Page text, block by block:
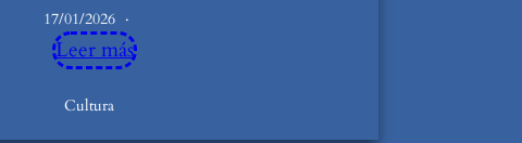
17/01/2026
Cultura
Leer más